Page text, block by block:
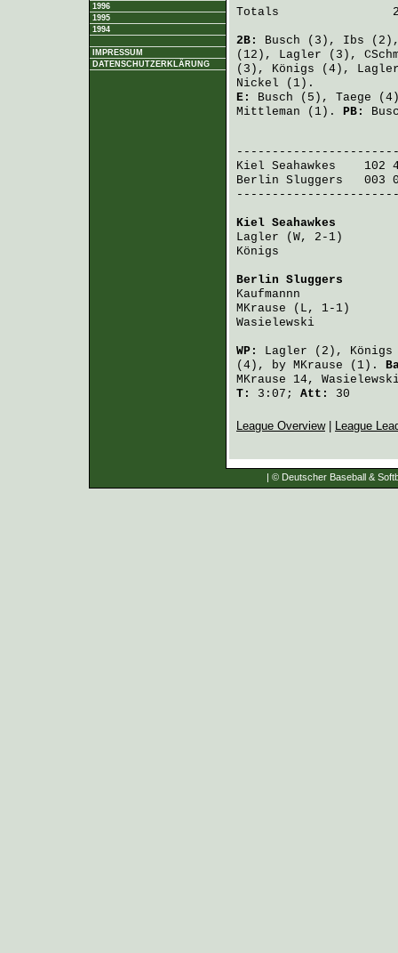
1996
1995
1994
IMPRESSUM
DATENSCHUTZERKLÄRUNG
Totals
2B: Busch (3), Ibs
(12), Lagler (3),
(3), Königs (4),
Nickel (1).
E: Busch (5), Taege
Mittleman (1). PB:
Kiel Seahawkes
102
Berlin Sluggers
003
Kiel Seahawkes
Lagler (W, 2-1)
Königs
Berlin Sluggers
Kaufmannn
MKrause (L, 1-1)
Wasielewski
WP: Lagler (2), Königs
(4), by MKrause (1).
MKrause 14,
T:
3:07; Att: 30
League Overview| League
| © Deutscher Baseball &